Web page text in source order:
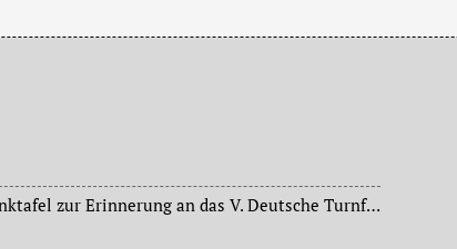
Feierliche Enthüllung der Gedenktafel zur Erinnerung an das V. Deutsche Turnfest in der Römerhalle anlässlich der Tagung des Ausschusses der Deutschen Turnerschaft.